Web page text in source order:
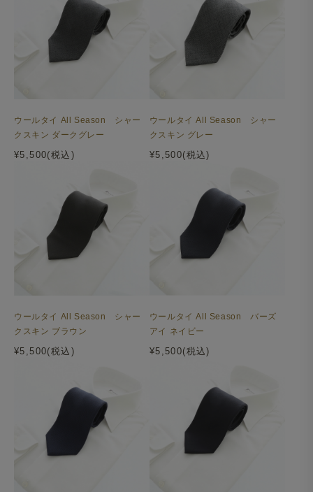
ウールタイ All Season シャー
クスキン ダークグレー
¥5,500(税込)
ウールタイ All Season シャー
クスキン グレー
¥5,500(税込)
ウールタイ All Season シャー
クスキン ブラウン
¥5,500(税込)
ウールタイ All Season バーズ
アイ ネイビー
¥5,500(税込)